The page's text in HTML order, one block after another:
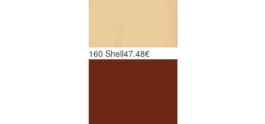
160 Shell47.48€